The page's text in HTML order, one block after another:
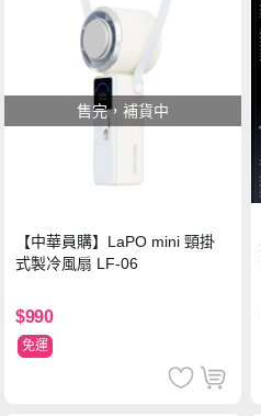
售完，補貨中
【中華員購】LaPO mini 頸掛
式製冷風扇 LF-06
$990
免運